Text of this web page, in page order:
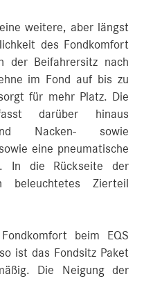
weitere, aber längst
des Fondkomfort
der Beifahrersitz nach
im Fond auf bis zu
für mehr Platz. Die
darüber hinaus
Nacken- sowie
eine pneumatische
In die Rückseite der
Zierteil
beim EQS
ist das Fondsitz Paket
Die Neigung der